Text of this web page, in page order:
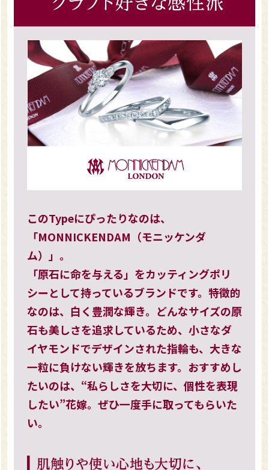
このTypeにぴったりなのは、
「MONNICKENDAM（モニッケンダ
ム）」。
「原石に命を与える」をカッティングポリ
シーとして持っているブランドです。特徴的
なのは、白く豊潤な輝き。どんなサイズの原
石も美しさを追求しているため、小さなダ
イヤモンドでデザインされた指輪も、大きな
一粒に負けない輝きを放ちます。おすすめし
たいのは、“私らしさを大切に、個性を表現
したい”花嫁。ぜひ一度手に取ってもらいた
い。